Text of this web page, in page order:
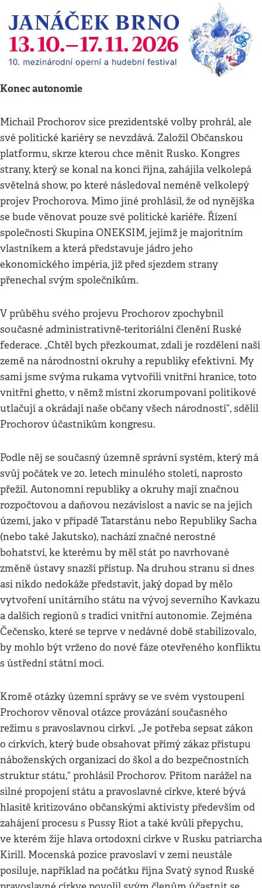
Konec autonomie
Michail Prochorov sice prezidentské volby prohrál, ale
své politické kariéry se nevzdává. Založil Občanskou
platformu, skrze kterou chce měnit Rusko. Kongres
strany, který se konal na konci října, zahájila velkolepá
světelná show, po které následoval neméně velkolepý
projev Prochorova. Mimo jiné prohlásil, že od nynějška
se bude věnovat pouze své politické kariéře. Řízení
společnosti Skupina ONEKSIM, jejímž je majoritním
vlastníkem a která představuje jádro jeho
ekonomického impéria, již před sjezdem strany
přenechal svým společníkům.
V průběhu svého projevu Prochorov zpochybnil
současné administrativně-teritoriální členění Ruské
federace. „Chtěl bych přezkoumat, zdali je rozdělení naší
země na národnostní okruhy a republiky efektivní. My
sami jsme svýma rukama vytvořili vnitřní hranice, toto
vnitřní ghetto, v němž místní zkorumpovaní politikové
utlačují a okrádají naše občany všech národností“, sdělil
Prochorov účastníkům kongresu.
Podle něj se současný územně správní systém, který má
svůj počátek ve 20. letech minulého století, naprosto
přežil. Autonomní republiky a okruhy mají značnou
rozpočtovou a daňovou nezávislost a navíc se na jejich
území, jako v případě Tatarstánu nebo Republiky Sacha
(nebo také Jakutsko), nachází značné nerostné
bohatství, ke kterému by měl stát po navrhované
změně ústavy snazší přístup. Na druhou stranu si dnes
asi nikdo nedokáže představit, jaký dopad by mělo
vytvoření unitárního státu na vývoj severního Kavkazu
a dalších regionů s tradicí vnitřní autonomie. Zejména
Čečensko, které se teprve v nedávné době stabilizovalo,
by mohlo být vrženo do nové fáze otevřeného konfliktu
s ústřední státní mocí.
Kromě otázky územní správy se ve svém vystoupení
Prochorov věnoval otázce provázání současného
režimu s pravoslavnou církví. „Je potřeba sepsat zákon
o církvích, který bude obsahovat přímý zákaz přístupu
náboženských organizací do škol a do bezpečnostních
struktur státu,“ prohlásil Prochorov. Přitom narážel na
silné propojení státu a pravoslavné církve, které bývá
hlasitě kritizováno občanskými aktivisty především od
zahájení procesu s Pussy Riot a také kvůli přepychu,
ve kterém žije hlava ortodoxní církve v Rusku patriarcha
Kirill. Mocenská pozice pravoslaví v zemi neustále
posiluje, například na počátku října Svatý synod Ruské